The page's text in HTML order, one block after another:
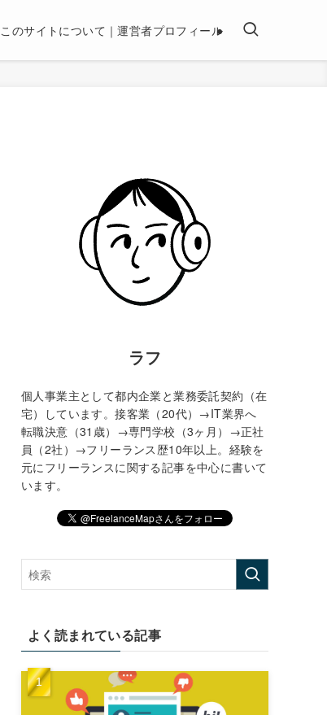
このサイトについて｜運営者プロフィール
ラフ
個人事業主として都内企業と業務委託契約（在
宅）しています。接客業（20代）→IT業界へ
転職決意（31歳）→専門学校（3ヶ月）→正社
員（2社）→フリーランス歴10年以上。経験を
元にフリーランスに関する記事を中心に書いて
います。
よく読まれている記事